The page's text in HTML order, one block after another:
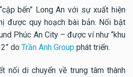
bến” Long An với sự xuất hiện
được quy hoạch bài bản. Nổi bật
Phúc An City – được ví như “khu
do Trần Anh Group phát triển.
nối di chuyển về trung tâm thành